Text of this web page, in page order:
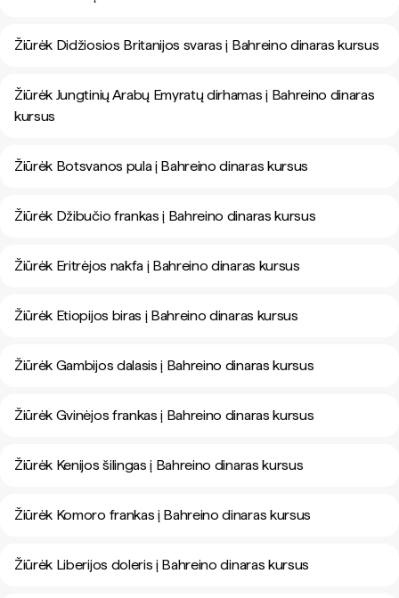
Žiūrėk Didžiosios Britanijos svaras į Bahreino dinaras kursus
Žiūrėk Jungtinių Arabų Emyratų dirhamas į Bahreino dinaras
kursus
Žiūrėk Botsvanos pula į Bahreino dinaras kursus
Žiūrėk Džibučio frankas į Bahreino dinaras kursus
Žiūrėk Eritrėjos nakfa į Bahreino dinaras kursus
Žiūrėk Etiopijos biras į Bahreino dinaras kursus
Žiūrėk Gambijos dalasis į Bahreino dinaras kursus
Žiūrėk Gvinėjos frankas į Bahreino dinaras kursus
Žiūrėk Kenijos šilingas į Bahreino dinaras kursus
Žiūrėk Komoro frankas į Bahreino dinaras kursus
Žiūrėk Liberijos doleris į Bahreino dinaras kursus